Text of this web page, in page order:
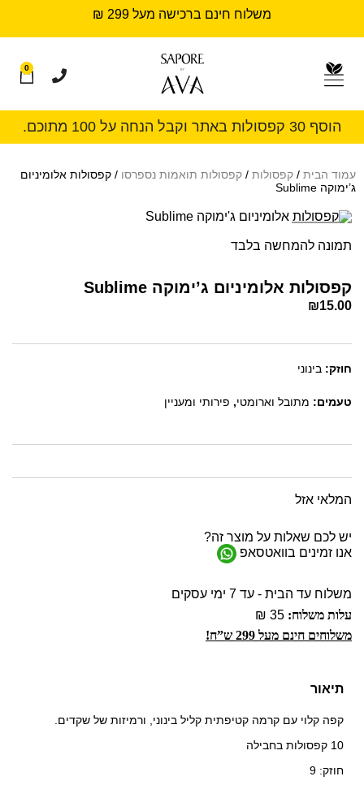
משלוח חינם ברכישה מעל 299 ₪
0
הוסף 30 קפסולות באתר וקבל הנחה על 100 מתוכם.
עמוד הבית / קפסולות / קפסולות תואמות נספרסו / קפסולות אלומיניום
ג’ימוקה Sublime
תמונה להמחשה בלבד
קפסולות אלומיניום ג’ימוקה Sublime
₪15.00
חוזק: בינוני
טעמים: מתובל וארומטי, פירותי ומעניין
המלאי אזל
יש לכם שאלות על מוצר זה?
אנו זמינים בוואטסאפ
משלוח עד הבית - עד 7 ימי עסקים
עלות משלוח:
משלוחים חינם מעל 299 ש”ח!
תיאור
קפה קלוי עם קרמה קטיפתית קליל בינוני, ורמיזות של שקדים.
10 קפסולות בחבילה
חוזק: 9